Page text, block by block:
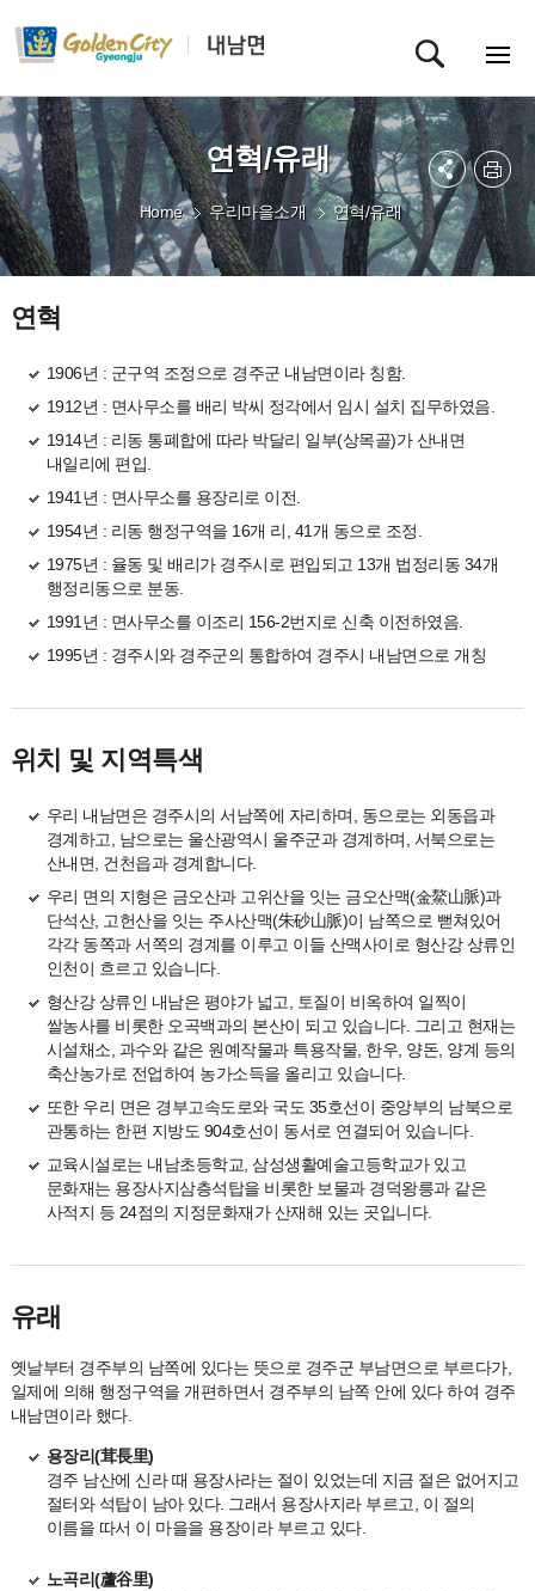
연혁/유래
Home 우리마을소개 연혁/유래
연혁
1906년 : 군구역 조정으로 경주군 내남면이라 칭함.
1912년 : 면사무소를 배리 박씨 정각에서 임시 설치 집무하였음.
1914년 : 리동 통폐합에 따라 박달리 일부(상목골)가 산내면
내일리에 편입.
1941년 : 면사무소를 용장리로 이전.
1954년 : 리동 행정구역을 16개 리, 41개 동으로 조정.
1975년 : 율동 및 배리가 경주시로 편입되고 13개 법정리동 34개
행정리동으로 분동.
1991년 : 면사무소를 이조리 156-2번지로 신축 이전하였음.
1995년 : 경주시와 경주군의 통합하여 경주시 내남면으로 개칭
위치 및 지역특색
우리 내남면은 경주시의 서남쪽에 자리하며, 동으로는 외동읍과
경계하고, 남으로는 울산광역시 울주군과 경계하며, 서북으로는
산내면, 건천읍과 경계합니다.
우리 면의 지형은 금오산과 고위산을 잇는 금오산맥(金鰲山脈)과
단석산, 고헌산을 잇는 주사산맥(朱砂山脈)이 남쪽으로 뻗쳐있어
각각 동쪽과 서쪽의 경계를 이루고 이들 산맥사이로 형산강 상류인
인천이 흐르고 있습니다.
형산강 상류인 내남은 평야가 넓고, 토질이 비옥하여 일찍이
쌀농사를 비롯한 오곡백과의 본산이 되고 있습니다. 그리고 현재는
시설채소, 과수와 같은 원예작물과 특용작물, 한우, 양돈, 양계 등의
축산농가로 전업하여 농가소득을 올리고 있습니다.
또한 우리 면은 경부고속도로와 국도 35호선이 중앙부의 남북으로
관통하는 한편 지방도 904호선이 동서로 연결되어 있습니다.
교육시설로는 내남초등학교, 삼성생활예술고등학교가 있고
문화재는 용장사지삼층석탑을 비롯한 보물과 경덕왕릉과 같은
사적지 등 24점의 지정문화재가 산재해 있는 곳입니다.
유래
옛날부터 경주부의 남쪽에 있다는 뜻으로 경주군 부남면으로 부르다가,
일제에 의해 행정구역을 개편하면서 경주부의 남쪽 안에 있다 하여 경주
내남면이라 했다.
용장리(茸長里)
경주 남산에 신라 때 용장사라는 절이 있었는데 지금 절은 없어지고
절터와 석탑이 남아 있다. 그래서 용장사지라 부르고, 이 절의
이름을 따서 이 마을을 용장이라 부르고 있다.
노곡리(蘆谷里)